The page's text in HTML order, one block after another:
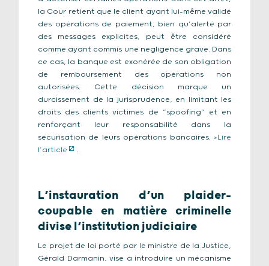
la Cour retient que le client ayant lui-même validé
des opérations de paiement, bien qu’alerté par
des messages explicites, peut être considéré
comme ayant commis une négligence grave. Dans
ce cas, la banque est exonérée de son obligation
de remboursement des opérations non
autorisées. Cette décision marque un
durcissement de la jurisprudence, en limitant les
droits des clients victimes de “spoofing” et en
renforçant leur responsabilité dans la
sécurisation de leurs opérations bancaires. >Lire
l’article
.
L’instauration d’un plaider-
coupable en matière criminelle
divise l’institution judiciaire
Le projet de loi porté par le ministre de la Justice,
Gérald Darmanin, vise à introduire un mécanisme